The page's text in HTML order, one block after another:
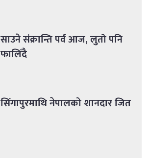
साउने संक्रान्ति पर्व आज, लुतो पनि
फालिँदै
सिंगापुरमाथि नेपालको शानदार जित